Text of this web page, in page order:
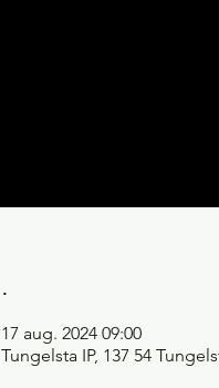
.
17 aug. 2024 09:00
Tungelsta IP, 137 54